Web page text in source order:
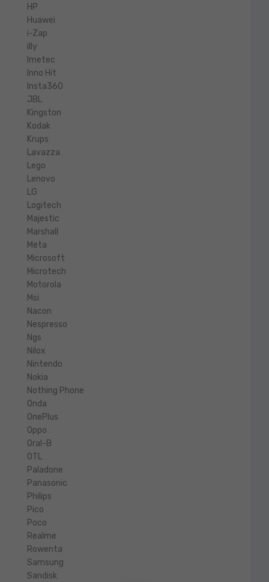
HP
Huawei
i-Zap
illy
Imetec
Inno Hit
Insta360
JBL
Kingston
Kodak
Krups
Lavazza
Lego
Lenovo
LG
Logitech
Majestic
Marshall
Meta
Microsoft
Microtech
Motorola
Msi
Nacon
Nespresso
Ngs
Nilox
Nintendo
Nokia
Nothing Phone
Onda
OnePlus
Oppo
Oral-B
OTL
Paladone
Panasonic
Philips
Pico
Poco
Realme
Rowenta
Samsung
Sandisk